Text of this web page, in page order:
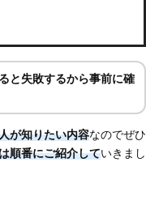
と失敗するから事前に確
が知りたい内容なのでぜひ
順番にご紹介していきまし